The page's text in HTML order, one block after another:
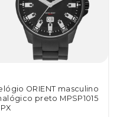
ORIENT masculino
preto MPSP1015